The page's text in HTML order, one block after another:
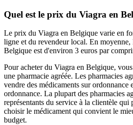
Quel est le prix du Viagra en
Le prix du Viagra en Belgique varie en
ligne et du revendeur local. En
Belgique est d'environ 3 euros par
Pour acheter du Viagra en Belgique,
une pharmacie agréée. Les pharmacies
vendre des médicaments sur ordonnance
ordonnance. La plupart des pharmacies
représentants du service à la clientèle qui
choisir le médicament qui convient le
budget.